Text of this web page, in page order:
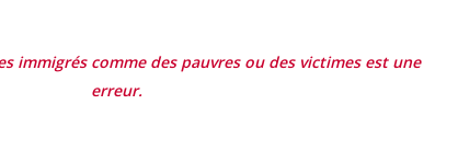
immigrés comme des pauvres ou des victimes est une
erreur.